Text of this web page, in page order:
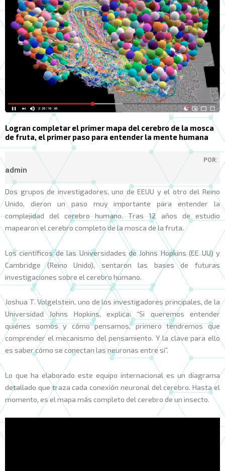
Logran completar el primer mapa del cerebro de la mosca
de fruta, el primer paso para entender la mente humana
POR:
admin
Dos grupos de investigadores, uno de EEUU y el otro del Reino
Unido, dieron un paso muy importante para entender la
complejidad del cerebro humano. Tras 12 años de estudio
mapearon el cerebro completo de la mosca de la fruta.
Los científicos de las Universidades de Johns Hopkins (EE UU) y
Cambridge (Reino Unido), sentaron las bases de futuras
investigaciones sobre el cerebro humano.
Joshua T. Volgelstein, uno de los investigadores principales, de la
Universidad Johns Hopkins, explica: “Si queremos entender
quiénes somos y cómo pensamos, primero tendremos que
comprender el mecanismo del pensamiento. Y la clave para ello
es saber cómo se conectan las neuronas entre sí”.
Lo que ha elaborado este equipo internacional es un diagrama
detallado que traza cada conexión neuronal del cerebro. Hasta el
momento, es el mapa más completo del cerebro de un insecto.